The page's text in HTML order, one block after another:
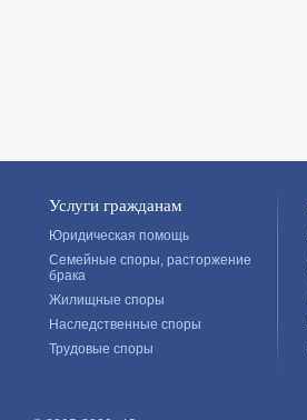
Услуги гражданам
Юридическая помощь
Семейные споры, расторжение
брака
Жилищные споры
Наследственные споры
Трудовые споры